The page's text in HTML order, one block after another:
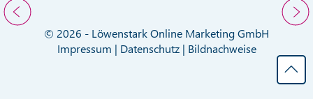
© 2026 - Löwenstark Online Marketing GmbH
Impressum | Datenschutz| Bildnachweise